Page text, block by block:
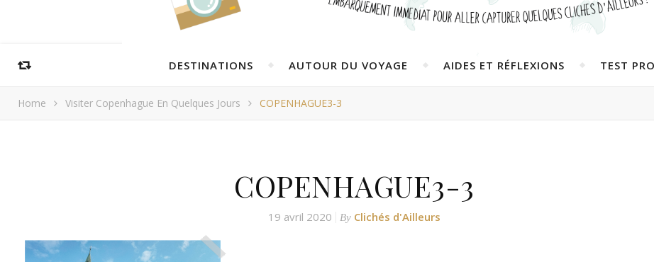
DESTINATIONS AUTOUR DU VOYAGE AIDES ET RÉFLEXIONS TEST
Home Visiter Copenhague En Quelques Jours COPENHAGUE3-3
COPENHAGUE3-3
19 avril 2020 By Clichés d'Ailleurs